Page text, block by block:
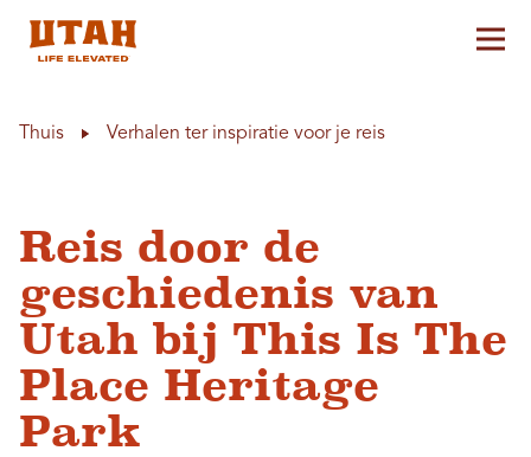
Thuis Verhalen ter inspiratie voor je reis
Reis door de
geschiedenis van
Utah bij This Is The
Place Heritage
Park